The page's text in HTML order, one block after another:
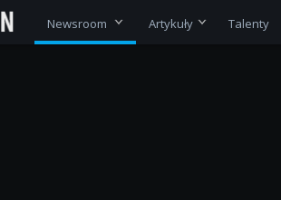
Newsroom Artykuły Talenty